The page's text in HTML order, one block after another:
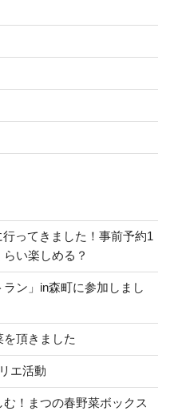
ってきました！事前予約1
い楽しめる？
ン」in森町に参加しまし
頂きました
エ活動
！まつの春野菜ボックス